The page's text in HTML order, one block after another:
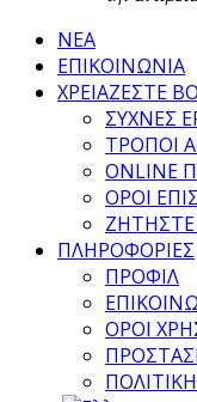
ΝΕΑ
ΕΠΙΚΟΙΝΩΝΙΑ
ΧΡΕΙΑΖΕΣΤΕ
ΣΥΧΝΕΣ
ΤΡΟΠΟΙ
ONLINE
ΟΡΟΙ
ΠΛΗΡΟΦΟΡΙΕΣ
ΠΡΟΦΙΛ
ΟΡΟΙ
ΠΟΛΙΤΙΚΗ